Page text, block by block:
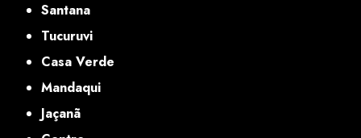
Santana
Tucuruvi
Casa Verde
Mandaqui
Jaçanã